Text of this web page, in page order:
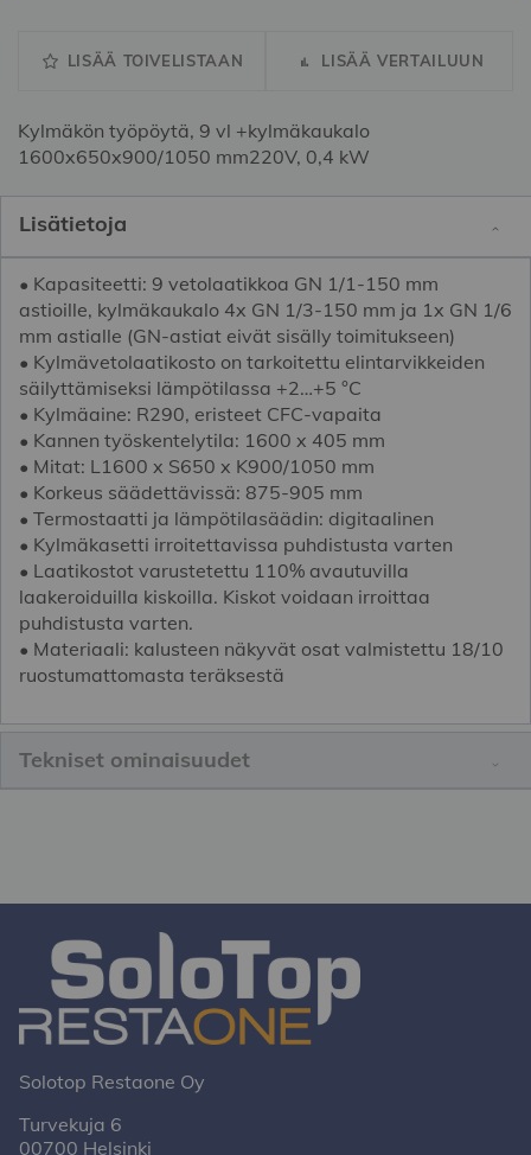
LISÄÄ TOIVELISTAAN LISÄÄ VERTAILUUN
Kylmäkön työpöytä, 9 vl +kylmäkaukalo
1600x650x900/1050 mm220V, 0,4 kW
Lisätietoja
• Kapasiteetti: 9 vetolaatikkoa GN 1/1-150 mm
astioille, kylmäkaukalo 4x GN 1/3-150 mm ja 1x GN 1/6
mm astialle (GN-astiat eivät sisälly toimitukseen)
• Kylmävetolaatikosto on tarkoitettu elintarvikkeiden
säilyttämiseksi lämpötilassa +2…+5 °C
• Kylmäaine: R290, eristeet CFC-vapaita
• Kannen työskentelytila: 1600 x 405 mm
• Mitat: L1600 x S650 x K900/1050 mm
• Korkeus säädettävissä: 875-905 mm
• Termostaatti ja lämpötilasäädin: digitaalinen
• Kylmäkasetti irroitettavissa puhdistusta varten
• Laatikostot varustetettu 110% avautuvilla
laakeroiduilla kiskoilla. Kiskot voidaan irroittaa
puhdistusta varten.
• Materiaali: kalusteen näkyvät osat valmistettu 18/10
ruostumattomasta teräksestä
Tekniset ominaisuudet
Solotop Restaone Oy
Turvekuja 6
00700 Helsinki